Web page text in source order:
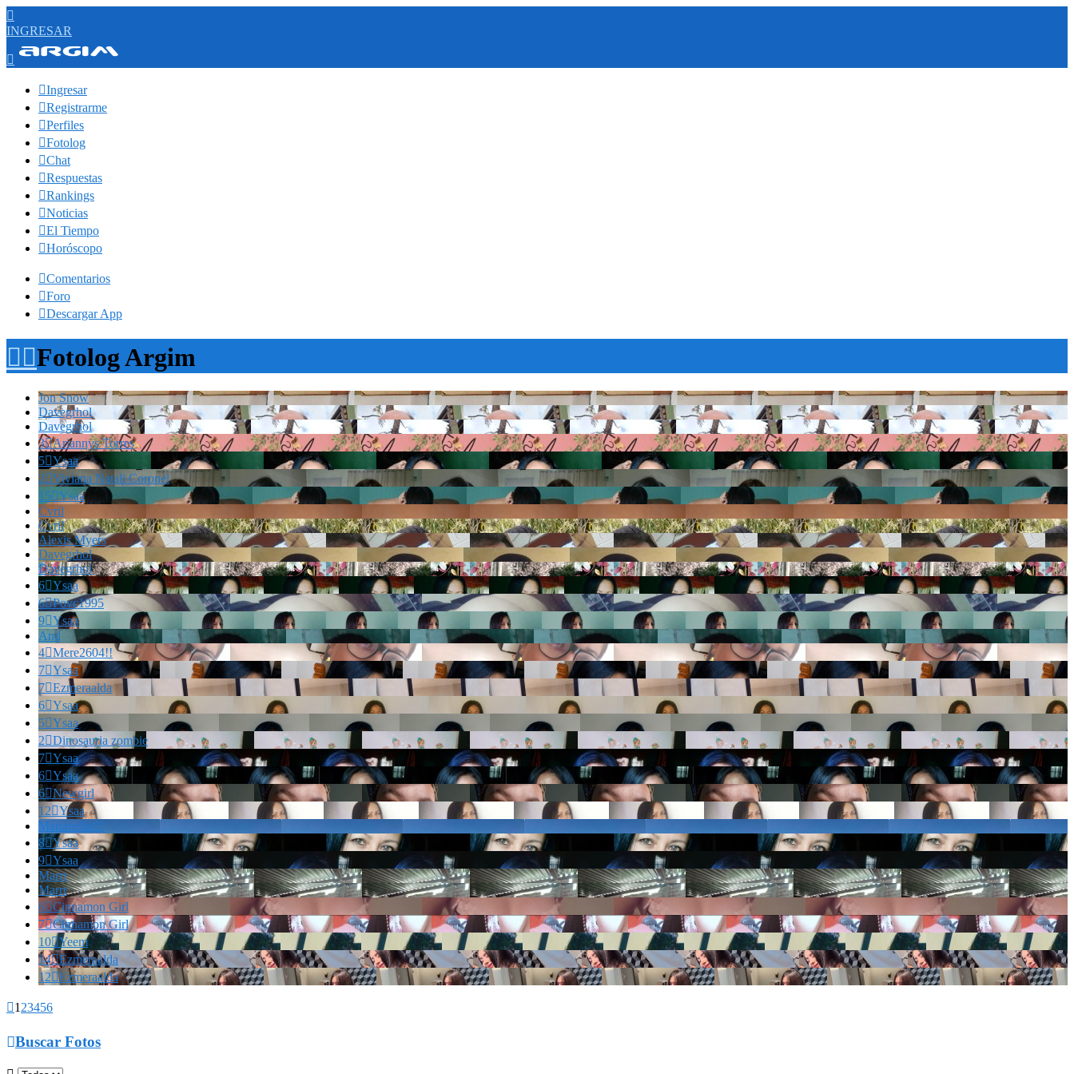

INGRESAR

Ingresar
Registrarme
Perfiles
Fotolog
Chat
Respuestas
Rankings
Noticias
El Tiempo
Horóscopo
Comentarios
Foro
Descargar App
Fotolog Argim
Jon Snow
Davegrhol
Davegrhol
3Ariannys Torres
5Ysaa
2Viviana Natali Coronel
15Ysaa
Cvril
Cvril
Alexis Myers
Davegrhol
Davegrhol
6Ysaa
6Povc1995
9Ysaa
And
4Mere2604!!
7Ysaa
7Ezmeraalda
6Ysaa
5Ysaa
2Dinosauria zombie
7Ysaa
6Ysaa
6Newgirl
12Ysaa
Marianella!!!
8Ysaa
9Ysaa
Marrr
Marrr
6Cinnamon Girl
7Cinnamon Girl
10Yeem
14Ezmeraalda
12Ezmeraalda
1 23456
Buscar Fotos